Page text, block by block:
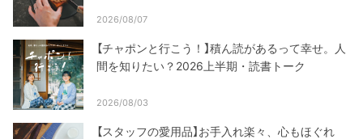
2026/08/07
【チャポンと行こう！】積ん読があるって幸せ。人
間を知りたい？2026上半期・読書トーク
2026/08/03
【スタッフの愛用品】お手入れ楽々、心もほぐれ